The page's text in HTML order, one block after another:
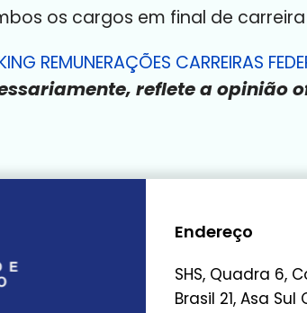
os cargos em final de carreira
REMUNERAÇÕES CARREIRAS
reflete a opinião
Endereço
SHS, Quadra 6,
Brasil 21, Asa Sul